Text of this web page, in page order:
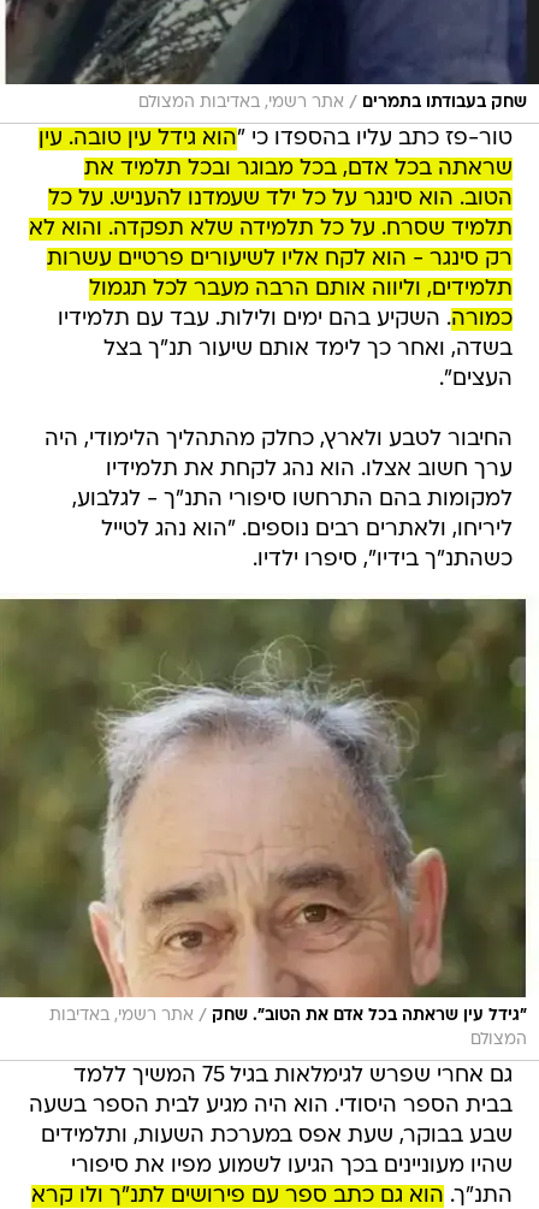
שחק בעבודתו בתמרים / אתר רשמי, באדיבות המצולם
טור-פז כתב עליו בהספדו כי "הוא גידל עין טובה. עין
שראתה בכל אדם, בכל מבוגר ובכל תלמיד את
הטוב. הוא סינגר על כל ילד שעמדנו להעניש. על כל
תלמיד שסרח. על כל תלמידה שלא תפקדה. והוא לא
רק סינגר - הוא לקח אליו לשיעורים פרטיים עשרות
תלמידים, וליווה אותם הרבה מעבר לכל תגמול
כמורה. השקיע בהם ימים ולילות. עבד עם תלמידיו
בשדה, ואחר כך לימד אותם שיעור תנ"ך בצל
העצים".
החיבור לטבע ולארץ, כחלק מהתהליך הלימודי, היה
ערך חשוב אצלו. הוא נהג לקחת את תלמידיו
למקומות בהם התרחשו סיפורי התנ"ך - לגלבוע,
ליריחו, ולאתרים רבים נוספים. "הוא נהג לטייל
כשהתנ"ך בידיו", סיפרו ילדיו.
"גידל עין שראתה בכל אדם את הטוב". שחק / אתר רשמי, באדיבות
המצולם
גם אחרי שפרש לגימלאות בגיל 75 המשיך ללמד
בבית הספר היסודי. הוא היה מגיע לבית הספר בשעה
שבע בבוקר, שעת אפס במערכת השעות, ותלמידים
שהיו מעוניינים בכך הגיעו לשמוע מפיו את סיפורי
התנ"ך. הוא גם כתב ספר עם פירושים לתנ"ך ולו קרא